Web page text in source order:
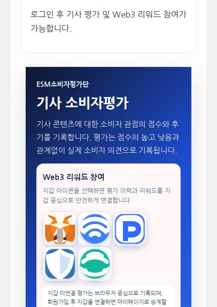
로그인 후 기사 평가 및 Web3 리워드 참여가
가능합니다.
ESM소비자평가단
기사 소비자평가
기사 콘텐츠에 대한 소비자 관점의 점수와 후
기를 기록합니다. 평가는 점수의 높고 낮음과
관계없이 실제 소비자 의견으로 기록됩니다.
Web3 리워드 참여
지갑 아이콘을 선택하면 평가 이력과 리워드를 지
갑 중심으로 안전하게 연결합니다.
MetaMask WalletConnectTokenPocket
Trust Wallet imToken
지갑 미연결 평가는 브라우저 중심으로 기록되며,
회원가입 후 지갑을 연결하면 마이페이지로 승계할